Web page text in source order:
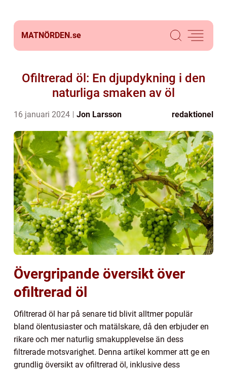
MATNÖRDEN.se
Ofiltrerad öl: En djupdykning i den
naturliga smaken av öl
16 januari 2024 Jon Larsson redaktionel
Övergripande översikt över
ofiltrerad öl
Ofiltrerad öl har på senare tid blivit alltmer populär
bland ölentusiaster och matälskare, då den erbjuder en
rikare och mer naturlig smakupplevelse än dess
filtrerade motsvarighet. Denna artikel kommer att ge en
grundlig översikt av ofiltrerad öl, inklusive dess